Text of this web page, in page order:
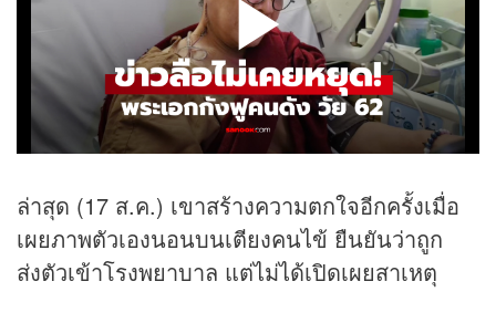
ล่าสุด (17 ส.ค.) เขาสร้างความตกใจอีกครั้งเมื่อ
เผยภาพตัวเองนอนบนเตียงคนไข้ ยืนยันว่าถูก
ส่งตัวเข้าโรงพยาบาล แต่ไม่ได้เปิดเผยสาเหตุ